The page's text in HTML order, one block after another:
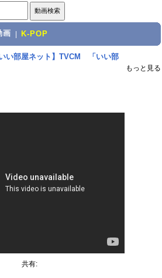
画 K-POP
いい部屋ネット】TVCM 「いい部
もっと見る
共有: